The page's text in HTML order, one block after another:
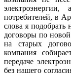
потребителей, в
слова я
договоры по новой
на старых
компания
передаче
без нашего